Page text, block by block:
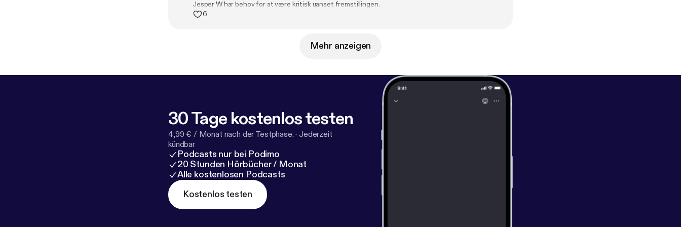
Jesper W har behov for at være kritisk uanset fremstillingen.
6
Mehr anzeigen
30 Tage kostenlos testen
4,99 € / Monat nach der Testphase. · Jederzeit
kündbar
Podcasts nur bei Podimo
20 Stunden Hörbücher / Monat
Alle kostenlosen Podcasts
Kostenlos testen